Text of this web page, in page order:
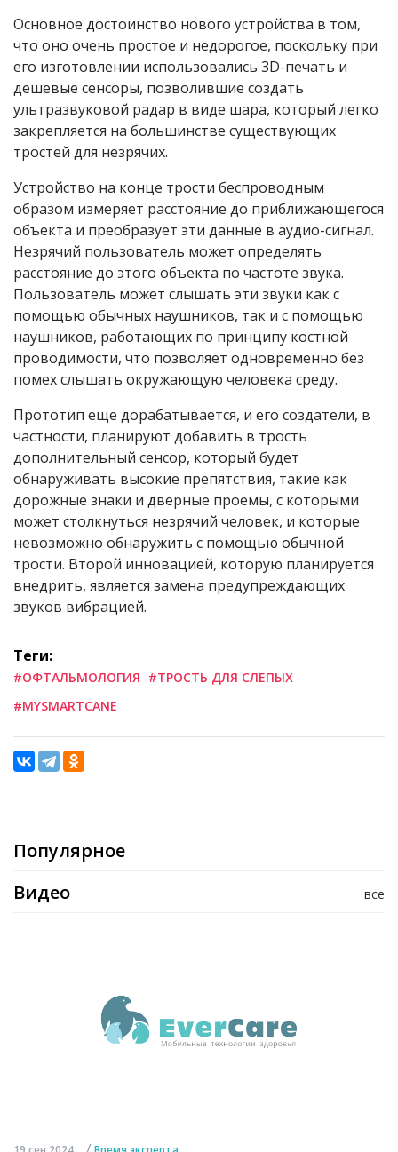
Основное достоинство нового устройства в том,
что оно очень простое и недорогое, поскольку при
его изготовлении использовались 3D-печать и
дешевые сенсоры, позволившие создать
ультразвуковой радар в виде шара, который легко
закрепляется на большинстве существующих
тростей для незрячих.
Устройство на конце трости беспроводным
образом измеряет расстояние до приближающегося
объекта и преобразует эти данные в аудио-сигнал.
Незрячий пользователь может определять
расстояние до этого объекта по частоте звука.
Пользователь может слышать эти звуки как с
помощью обычных наушников, так и с помощью
наушников, работающих по принципу костной
проводимости, что позволяет одновременно без
помех слышать окружающую человека среду.
Прототип еще дорабатывается, и его создатели, в
частности, планируют добавить в трость
дополнительный сенсор, который будет
обнаруживать высокие препятствия, такие как
дорожные знаки и дверные проемы, с которыми
может столкнуться незрячий человек, и которые
невозможно обнаружить с помощью обычной
трости. Второй инновацией, которую планируется
внедрить, является замена предупреждающих
звуков вибрацией.
Теги:
#ОФТАЛЬМОЛОГИЯ #ТРОСТЬ ДЛЯ СЛЕПЫХ
#MYSMARTCANE
Популярное
все
Видео